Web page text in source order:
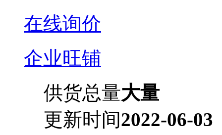
在线询价
企业旺铺
供货总量大量
更新时间2022-06-03